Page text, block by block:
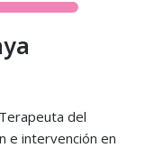
del
e intervención en